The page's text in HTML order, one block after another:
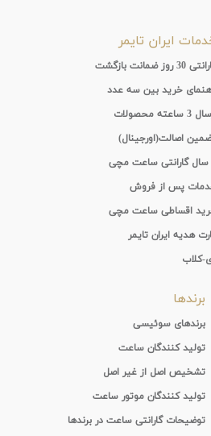
ایران تایمر
30 روز ضمانت بازگشت
خرید بین سه عدد
ساعته محصولات
اصالت(اورجینال)
پس از فروش
اقساطی ساعت مچی
هدیه ایران تایمر
کلاب
برندها
برندهای سوئیسی
تولید کنندگان ساعت
تشخیص اصل از غیر اصل
تولید کنندگان موتور ساعت
توضیحات گارانتی ساعت در برندها